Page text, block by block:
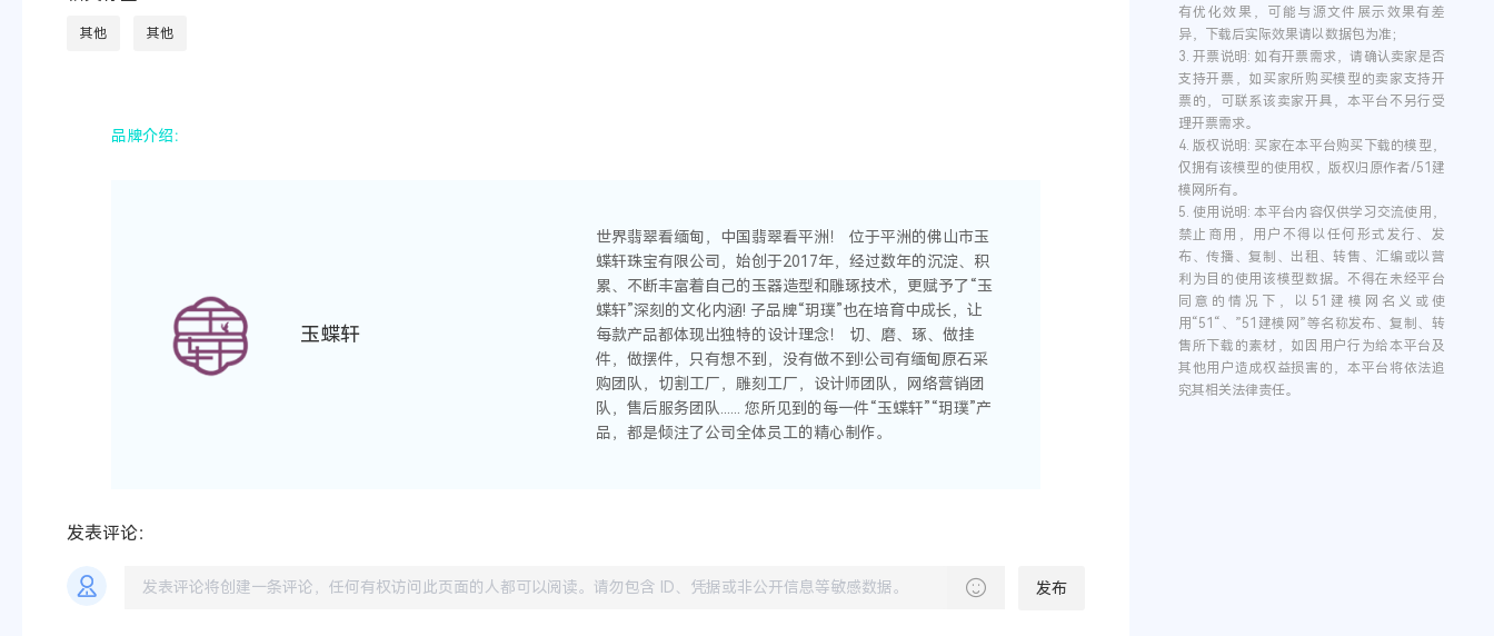
其他 其他
品牌介绍：
玉蝶轩
世界翡翠看缅甸，中国翡翠看平洲！ 位于平洲的佛山市玉
蝶轩珠宝有限公司，始创于2017年，经过数年的沉淀、积
累、不断丰富着自己的玉器造型和雕琢技术，更赋予了“玉
蝶轩”深刻的文化内涵! 子品牌“玥璞”也在培育中成长，让
每款产品都体现出独特的设计理念！ 切、磨、琢、做挂
件，做摆件，只有想不到，没有做不到!公司有缅甸原石采
购团队，切割工厂，雕刻工厂，设计师团队，网络营销团
队，售后服务团队...... 您所见到的每一件“玉蝶轩”“玥璞”产
品，都是倾注了公司全体员工的精心制作。
发表评论：
发布
有优化效果，可能与源文件展示效果有差
异，下载后实际效果请以数据包为准；
3.开票说明: 如有开票需求，请确认卖家是否
支持开票，如买家所购买模型的卖家支持开
票的，可联系该卖家开具，本平台不另行受
理开票需求。
4.版权说明: 买家在本平台购买下载的模型，
仅拥有该模型的使用权，版权归原作者/51建
模网所有。
5.使用说明: 本平台内容仅供学习交流使用，
禁止商用，用户不得以任何形式发行、发
布、传播、复制、出租、转售、汇编或以营
利为目的使用该模型数据。不得在未经平台
同意的情况下，以51建模网名义或使
用“51“、”51建模网”等名称发布、复制、转
售所下载的素材，如因用户行为给本平台及
其他用户造成权益损害的，本平台将依法追
究其相关法律责任。